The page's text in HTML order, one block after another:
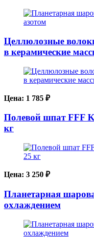
Целлюлозные
в керамические
Цена: 1 785 ₽
Полевой шпат FFF
кг
Цена: 3 250 ₽
Планетарная
охлаждением